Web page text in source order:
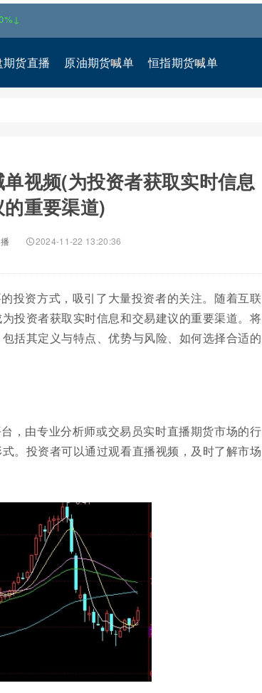
期货直播 原油期货喊单 恒指期货喊单
视频(为投资者获取实时信息
重要渠道)
2024-11-22 13:20:36
投资方式，吸引了大量投资者的关注。随着互联
投资者获取实时信息和交易建议的重要渠道。将
括其定义与特点、优势与风险、如何选择合适的
，由专业分析师或交易员实时直播期货市场的行
。投资者可以通过观看直播视频，及时了解市场